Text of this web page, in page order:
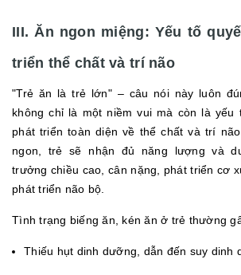
III. Ăn ngon miệng: Yếu tố
triển thể chất và trí não
"Trẻ ăn là trẻ lớn" – câu nói này luôn
không chỉ là một niềm vui mà còn là yếu
phát triển toàn diện về thể chất và trí
ngon, trẻ sẽ nhận đủ năng lượng và
trưởng chiều cao, cân nặng, phát triển cơ
phát triển não bộ.
Tình trạng biếng ăn, kén ăn ở trẻ thường
Thiếu hụt dinh dưỡng, dẫn đến suy dinh